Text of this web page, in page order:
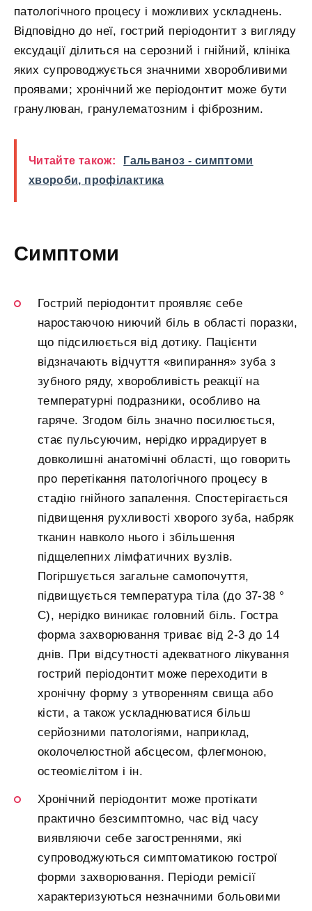
патологічного процесу і можливих ускладнень.
Відповідно до неї, гострий періодонтит з вигляду
ексудації ділиться на серозний і гнійний, клініка
яких супроводжується значними хворобливими
проявами; хронічний же періодонтит може бути
гранулюван, гранулематозним і фіброзним.
Читайте також:
Гальваноз - симптоми
хвороби, профілактика
Симптоми
Гострий періодонтит проявляє себе
наростаючою ниючий біль в області поразки,
що підсилюється від дотику. Пацієнти
відзначають відчуття «випирання» зуба з
зубного ряду, хворобливість реакції на
температурні подразники, особливо на
гаряче. Згодом біль значно посилюється,
стає пульсуючим, нерідко иррадирует в
довколишні анатомічні області, що говорить
про перетікання патологічного процесу в
стадію гнійного запалення. Спостерігається
підвищення рухливості хворого зуба, набряк
тканин навколо нього і збільшення
підщелепних лімфатичних вузлів.
Погіршується загальне самопочуття,
підвищується температура тіла (до 37-38 °
C), нерідко виникає головний біль. Гостра
форма захворювання триває від 2-3 до 14
днів. При відсутності адекватного лікування
гострий періодонтит може переходити в
хронічну форму з утворенням свища або
кісти, а також ускладнюватися більш
серйозними патологіями, наприклад,
околочелюстной абсцесом, флегмоною,
остеомієлітом і ін.
Хронічний періодонтит може протікати
практично безсимптомно, час від часу
виявляючи себе загостреннями, які
супроводжуються симптоматикою гострої
форми захворювання. Періоди ремісії
характеризуються незначними больовими